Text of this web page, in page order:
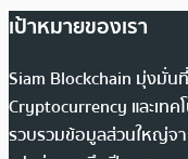
เป้าหมายของเรา
Siam Blockchain มุ่งมั่น
Cryptocurrency และเทค
รวบรวมข้อมูลส่วนใหญ่จา